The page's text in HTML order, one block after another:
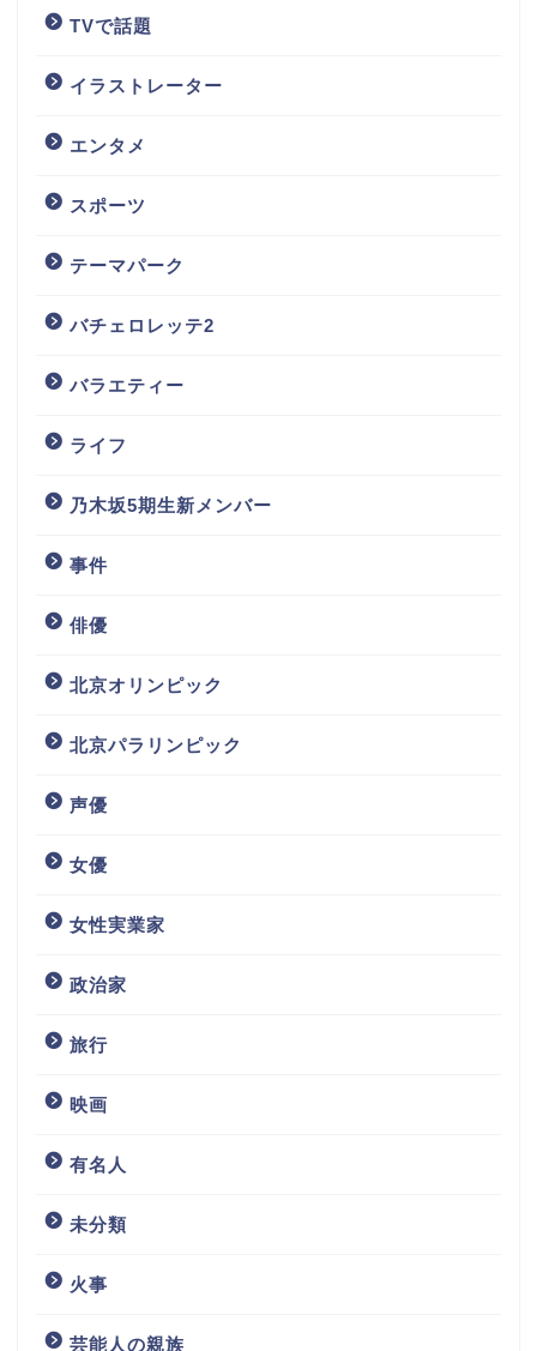
TVで話題
イラストレーター
エンタメ
スポーツ
テーマパーク
バチェロレッテ2
バラエティー
ライフ
乃木坂5期生新メンバー
事件
俳優
北京オリンピック
北京パラリンピック
声優
女優
女性実業家
政治家
旅行
映画
有名人
未分類
火事
芸能人の親族